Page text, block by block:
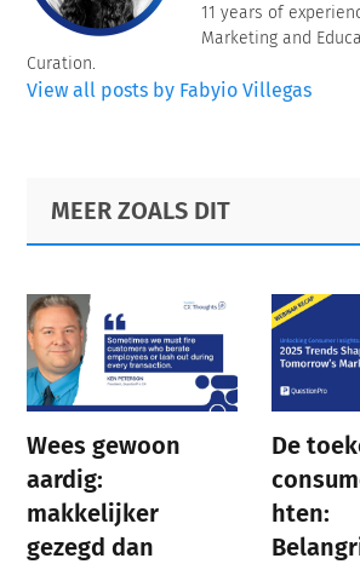
11 years of
Marketing and
Curation.
View all posts by Fabyio Villegas
Primary
Sidebar
Footer
MEER ZOALS DIT
Wees gewoon
aardig:
makkelijker
gezegd dan
De
hten: